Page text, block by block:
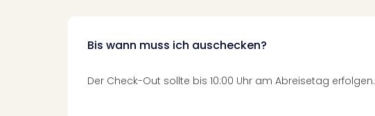
Bis wann muss ich auschecken?
Der Check-Out sollte bis 10:00 Uhr am Abreisetag erfolgen.